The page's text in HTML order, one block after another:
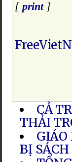
[ print]
CẢ
THẢI
GIÁO
BỊ